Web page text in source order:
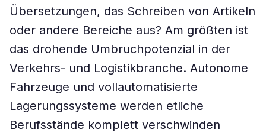
Übersetzungen, das Schreiben von Artikeln
oder andere Bereiche aus? Am größten ist
das drohende Umbruchpotenzial in der
Verkehrs- und Logistikbranche. Autonome
Fahrzeuge und vollautomatisierte
Lagerungssysteme werden etliche
Berufsstände komplett verschwinden